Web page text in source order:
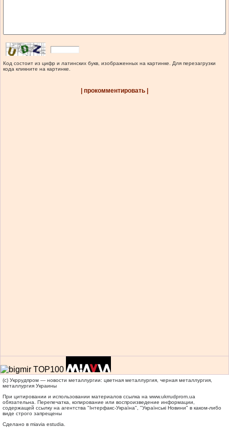
Код состоит из цифр и латинских букв, изображенных на картинке. Для перезагрузки
кода кликните на картинке.
| прокомментировать |
(c) Укррудпром — новости металлургии: цветная металлургия, черная металлургия,
металлургия Украины
При цитировании и использовании материалов ссылка на www.ukrrudprom.ua
обязательна. Перепечатка, копирование или воспроизведение информации,
содержащей ссылку на агентства "Iнтерфакс-Україна", "Українськi Новини" в каком-либо
виде строго запрещены
Сделано в miavia estudia.